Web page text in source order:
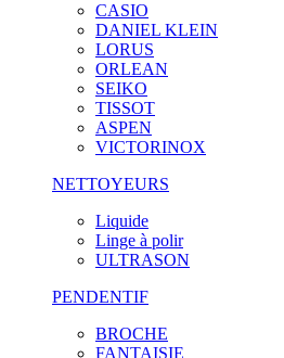
CASIO
DANIEL KLEIN
LORUS
ORLEAN
SEIKO
TISSOT
ASPEN
VICTORINOX
NETTOYEURS
Liquide
Linge à polir
ULTRASON
PENDENTIF
BROCHE
FANTAISIE